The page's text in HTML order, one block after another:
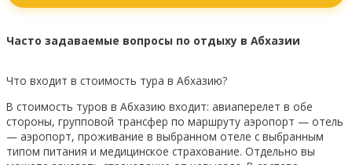
Часто задаваемые вопросы по отдыху в Абхазии
Что входит в стоимость тура в Абхазию?
В стоимость туров в Абхазию входит: авиаперелет в обе
стороны, групповой трансфер по маршруту аэропорт — отель
— аэропорт, проживание в выбранном отеле с выбранным
типом питания и медицинское страхование. Отдельно вы